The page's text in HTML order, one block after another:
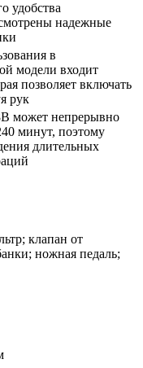
удобства
надежные
в
модели входит
позволяет включать
рук
может непрерывно
минут, поэтому
длительных
клапан от
ножная педаль;